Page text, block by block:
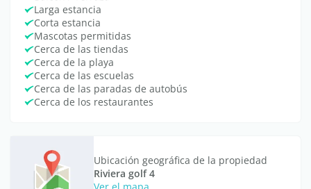
Larga estancia
Corta estancia
Mascotas permitidas
Cerca de las tiendas
Cerca de la playa
Cerca de las escuelas
Cerca de las paradas de autobús
Cerca de los restaurantes
Ubicación geográfica de la propiedad
Riviera golf 4
Ver el mapa